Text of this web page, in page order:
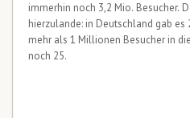
immerhin noch 3,2 Mio. Besucher.
hierzulande: in Deutschland gab
mehr als 1 Millionen Besucher in
noch 25.